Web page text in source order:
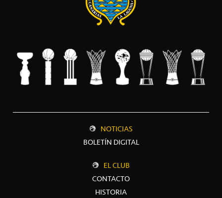
NOTICIAS
BOLETÍN DIGITAL
EL CLUB
CONTACTO
HISTORIA